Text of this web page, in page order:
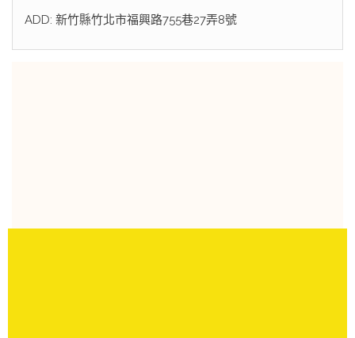
ADD: 新竹縣竹北市福興路755巷27弄8號